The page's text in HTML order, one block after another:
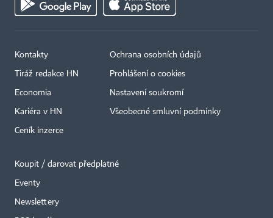
Kontakty
Tiráž redakce HN
Economia
Kariéra v HN
Ceník inzerce
Ochrana osobních údajů
Prohlášení o cookies
Nastavení soukromí
Všeobecné smluvní podmínky
Koupit / darovat předplatné
Eventy
Newslettery